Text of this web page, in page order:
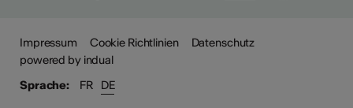
Impressum Cookie Richtlinien
Datenschutz
powered by indual
Sprache:
FR DE